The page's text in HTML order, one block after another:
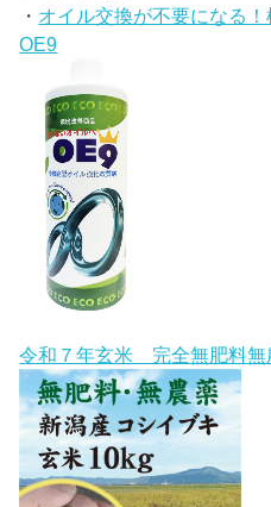
・ オイル交換が不要になる
OE9
令和７年玄米 完全無肥料